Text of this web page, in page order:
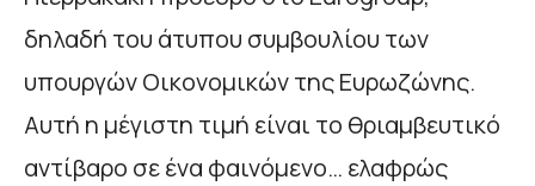
δηλαδή του άτυπου συμβουλίου των
υπουργών Οικονομικών της Ευρωζώνης.
Αυτή η μέγιστη τιμή είναι το θριαμβευτικό
αντίβαρο σε ένα φαινόμενο… ελαφρώς